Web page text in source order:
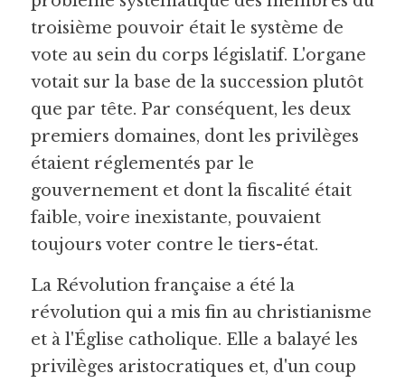
troisième pouvoir était le système de
vote au sein du corps législatif. L'organe
votait sur la base de la succession plutôt
que par tête. Par conséquent, les deux
premiers domaines, dont les privilèges
étaient réglementés par le
gouvernement et dont la fiscalité était
faible, voire inexistante, pouvaient
toujours voter contre le tiers-état.
La Révolution française a été la
révolution qui a mis fin au christianisme
et à l'Église catholique. Elle a balayé les
privilèges aristocratiques et, d'un coup